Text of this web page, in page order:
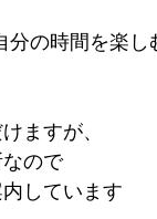
分の時間を楽し
ますが、
ので
しています